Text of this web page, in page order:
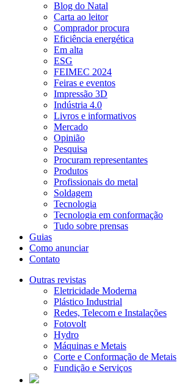
Blog do Natal
Carta ao leitor
Comprador procura
Eficiência energética
Em alta
ESG
FEIMEC 2024
Feiras e eventos
Impressão 3D
Indústria 4.0
Livros e informativos
Mercado
Opinião
Pesquisa
Procuram representantes
Produtos
Profissionais do metal
Soldagem
Tecnologia
Tecnologia em conformação
Tudo sobre prensas
Guias
Como anunciar
Contato
Outras revistas
Eletricidade Moderna
Plástico Industrial
Redes, Telecom e Instalações
Fotovolt
Hydro
Máquinas e Metais
Corte e Conformação de Metais
Fundição e Serviços